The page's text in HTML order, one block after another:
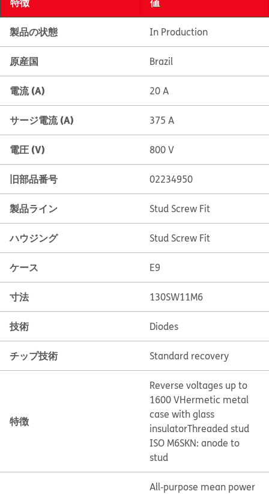
製品の状態 In Production
原産国 Brazil
電流 (A) 20 A
サージ電流 (A) 375 A
電圧 (V) 800 V
旧部品番号 02234950
製品ライン Stud Screw Fit
ハウジング Stud Screw Fit
ケース E9
寸法 130SW11M6
技術 Diodes
チップ技術 Standard recovery
特徴
Reverse voltages up to
1600 VHermetic metal
case with glass
insulatorThreaded stud
ISO M6SKN: anode to
stud
All‐purpose mean power